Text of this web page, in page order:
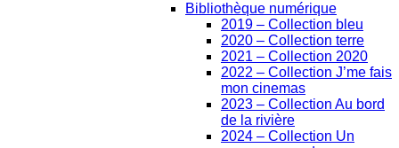
Bibliothèque numérique
2019 – Collection bleu
2020 – Collection terre
2021 – Collection 2020
2022 – Collection J’me fais
mon cinemas
2023 – Collection Au bord
de la rivière
2024 – Collection Un